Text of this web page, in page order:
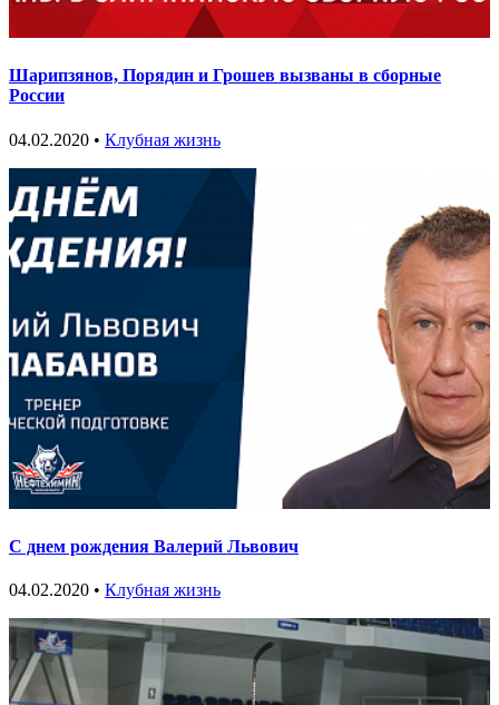
Шарипзянов, Порядин и Грошев вызваны в сборные
России
04.02.2020 • Клубная жизнь
С днем рождения Валерий Львович
04.02.2020 • Клубная жизнь